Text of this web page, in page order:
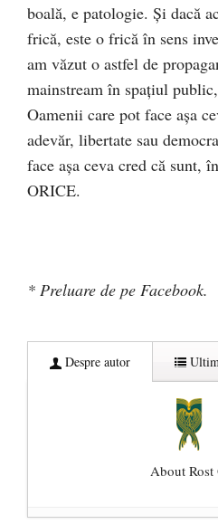
boală, e patologie. Și dacă
frică, este o frică în sens
am văzut o astfel de
mainstream în spațiul
Oamenii care pot face așa
adevăr, libertate sau
face așa ceva cred că sunt,
ORICE.
* Preluare de pe Facebook.
Despre autor
About Rost